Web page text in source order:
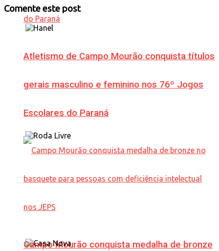
Atletismo de Campo Mourão conquista títulos
gerais masculino e feminino nos 76º Jogos
Escolares do Paraná
Campo Mourão conquista medalha de bronze
Comente este post